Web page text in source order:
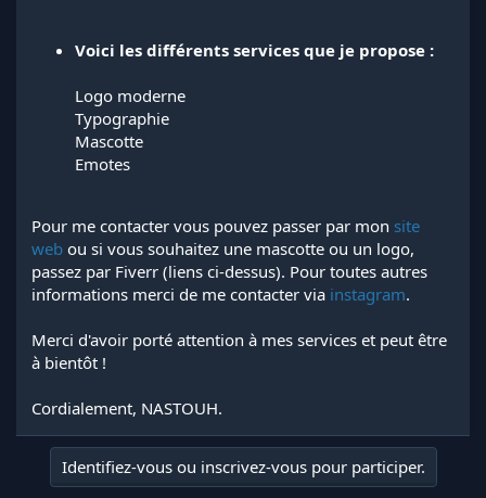
Voici les différents services que je propose :
Logo moderne
Typographie
Mascotte
Emotes
Pour me contacter vous pouvez passer par mon site
web ou si vous souhaitez une mascotte ou un logo,
passez par Fiverr (liens ci-dessus). Pour toutes autres
informations merci de me contacter via instagram.
Merci d'avoir porté attention à mes services et peut être
à bientôt !
Cordialement, NASTOUH.
Identifiez-vous ou inscrivez-vous pour participer.